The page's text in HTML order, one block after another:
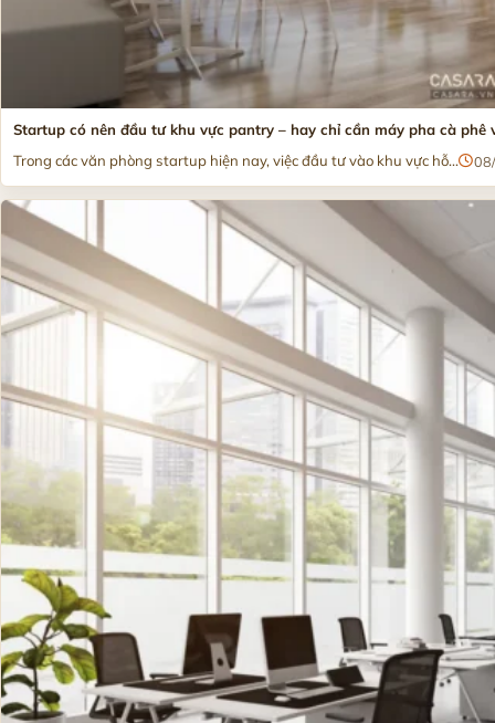
Startup có nên đầu tư khu vực pantry – hay chỉ cần máy pha cà phê
Trong các văn phòng startup hiện nay, việc đầu tư vào khu vực hỗ...